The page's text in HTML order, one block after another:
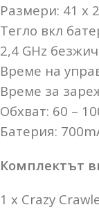
Размери: 41 х
Тегло вкл
2,4 GHz
Време на
Време за
Обхват: 60 –
Батерия:
Комплектът
1 х Crazy